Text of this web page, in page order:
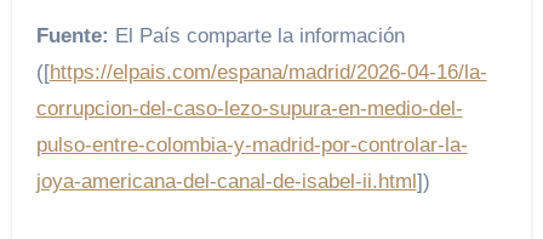
Fuente: El País comparte la información
([https://elpais.com/espana/madrid/2026-04-16/la-
corrupcion-del-caso-lezo-supura-en-medio-del-
pulso-entre-colombia-y-madrid-por-controlar-la-
joya-americana-del-canal-de-isabel-ii.html ])